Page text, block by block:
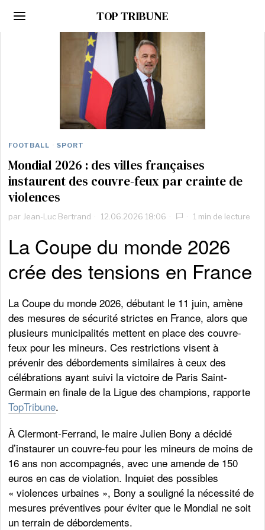
TOP TRIBUNE
FOOTBALL · SPORT
Mondial 2026 : des villes françaises
instaurent des couvre-feux par crainte de
violences
par Jean-Luc Bertrand 12.06.2026 18:06 1 min de lecture
La Coupe du monde 2026
crée des tensions en France
La Coupe du monde 2026, débutant le 11 juin, amène
des mesures de sécurité strictes en France, alors que
plusieurs municipalités mettent en place des couvre-
feux pour les mineurs. Ces restrictions visent à
prévenir des débordements similaires à ceux des
célébrations ayant suivi la victoire de Paris Saint-
Germain en finale de la Ligue des champions, rapporte
TopTribune.
À Clermont-Ferrand, le maire Julien Bony a décidé
d’instaurer un couvre-feu pour les mineurs de moins de
16 ans non accompagnés, avec une amende de 150
euros en cas de violation. Inquiet des possibles
« violences urbaines », Bony a souligné la nécessité de
mesures préventives pour éviter que le Mondial ne soit
un terrain de débordements.